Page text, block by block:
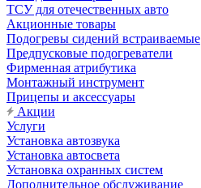
ТСУ для отечественных авто
Акционные товары
Подогревы сидений встраиваемые
Предпусковые подогреватели
Фирменная атрибутика
Монтажный инструмент
Прицепы и аксессуары
Акции
Услуги
Установка автозвука
Установка автосвета
Установка охранных систем
Дополнительное обслуживание